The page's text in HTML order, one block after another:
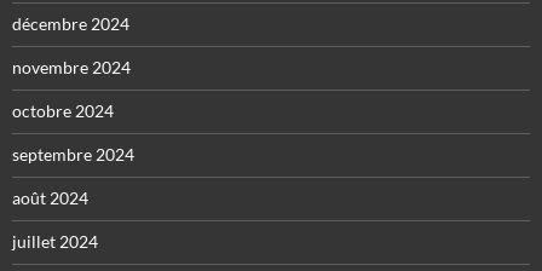
décembre 2024
novembre 2024
octobre 2024
septembre 2024
août 2024
juillet 2024